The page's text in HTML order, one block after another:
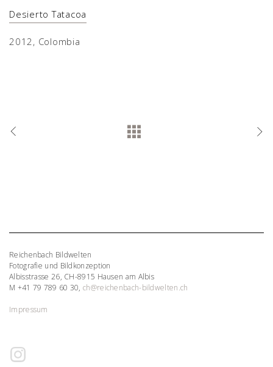
Desierto Tatacoa
2012, Colombia
Reichenbach Bildwelten
Fotografie und Bildkonzeption
Albisstrasse 26, CH-8915 Hausen am Albis
M +41 79 789 60 30,ch@reichenbach-bildwelten.ch
Impressum